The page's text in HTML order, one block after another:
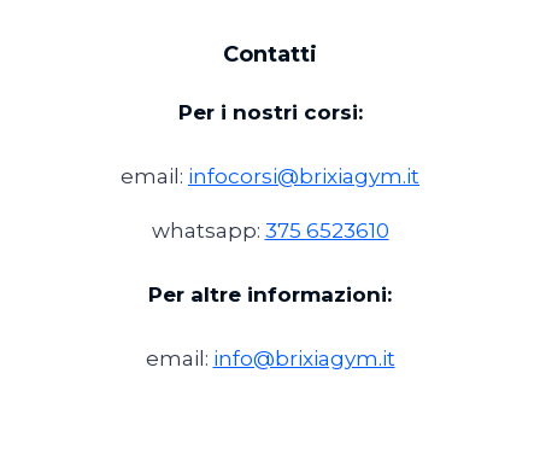
Contatti
Per i nostri corsi:
email: infocorsi@brixiagym.it
whatsapp: 375 6523610
Per altre informazioni:
email: info@brixiagym.it